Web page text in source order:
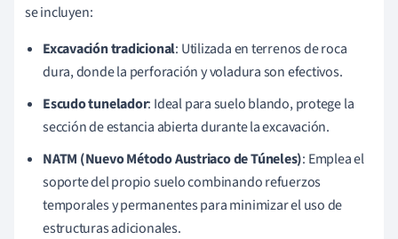
se incluyen:
Excavación tradicional: Utilizada en terrenos de roca
dura, donde la perforación y voladura son efectivos.
Escudo tunelador: Ideal para suelo blando, protege la
sección de estancia abierta durante la excavación.
NATM (Nuevo Método Austriaco de Túneles): Emplea el
soporte del propio suelo combinando refuerzos
temporales y permanentes para minimizar el uso de
estructuras adicionales.